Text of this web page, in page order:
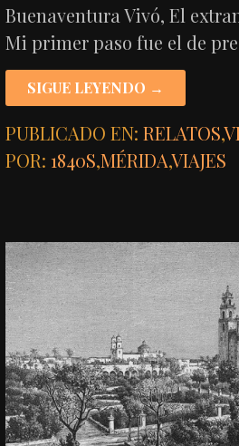
Buenaventura Vivó, El
Mi primer paso fue el de
SIGUE LEYENDO →
PUBLICADO EN:RELATOS,
POR:1840S,MÉRIDA,VIAJES